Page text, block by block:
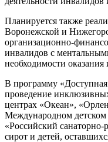
Планируется также
Воронежской и
организационно-
инвалидов с
необходимости
В программу
проведение
центрах «Океан»,
Международном
«Российский
сирот и детей,